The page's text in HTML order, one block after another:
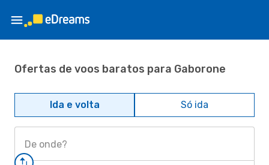
Ofertas de voos baratos para Gaborone
Ida e volta Só ida
De onde?